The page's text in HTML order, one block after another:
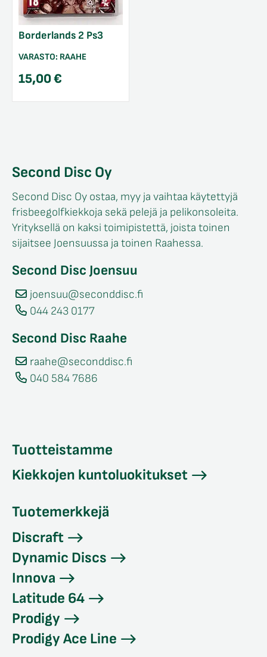
Borderlands 2 Ps3
VARASTO: RAAHE
15,00€
Second Disc Oy
Second Disc Oy ostaa, myy ja vaihtaa käytettyjä
frisbeegolfkiekkoja sekä pelejä ja pelikonsoleita.
Yrityksellä on kaksi toimipistettä, joista toinen
sijaitsee Joensuussa ja toinen Raahessa.
Second Disc Joensuu
joensuu@seconddisc.fi
044 243 0177
Second Disc Raahe
raahe@seconddisc.fi
040 584 7686
Tuotteistamme
Kiekkojen kuntoluokitukset
Tuotemerkkejä
Discraft
Dynamic Discs
Innova
Latitude 64
Prodigy
Prodigy Ace Line